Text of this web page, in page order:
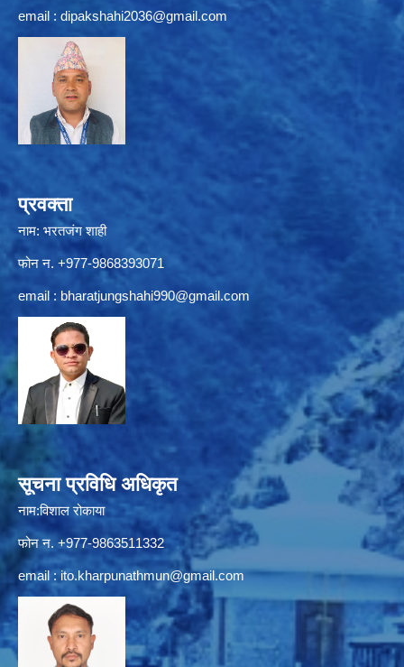
email : dipakshahi2036@gmail.com
प्रवक्ता
नाम: भरतजंग शाही
फोन न. +977-9868393071
email : bharatjungshahi990@gmail.com
सूचना प्रविधि अधिकृत
नाम:विशाल रोकाया
फोन न. +977-9863511332
email : ito.kharpunathmun@gmail.com